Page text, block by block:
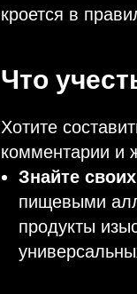
кроется в
Что
Хотите
комментарии и
Знайте
пищевыми
продукты